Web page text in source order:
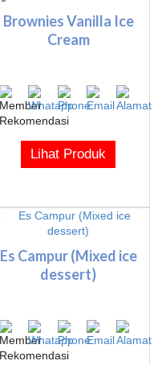
Brownies Vanilla Ice
Cream
Lihat Produk
Es Campur (Mixed ice
dessert)